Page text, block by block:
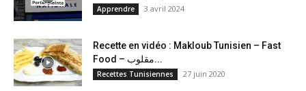
Apprendre 3 avril 2024
Recette en vidéo : Makloub Tunisien – Fast
Food – مقلوب...
Recettes Tunisiennes 27 juin 2020